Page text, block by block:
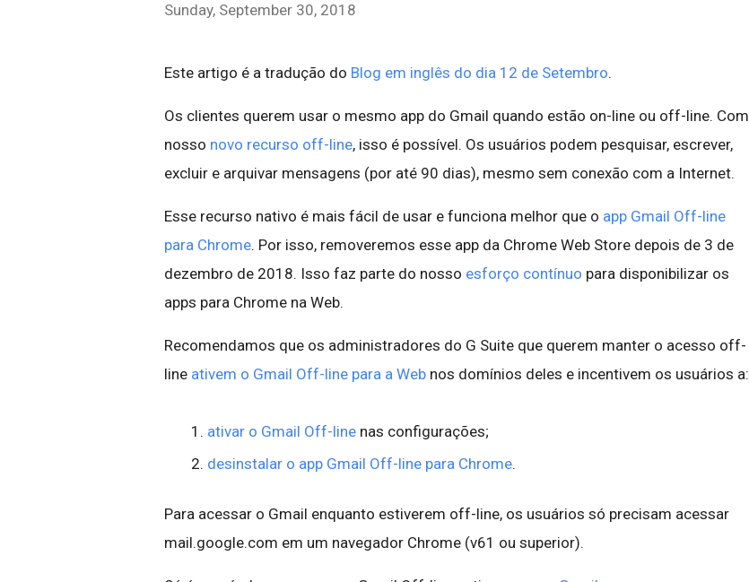
Sunday, September 30, 2018
Este artigo é a tradução do Blog em inglês do dia 12 de Setembro.
Os clientes querem usar o mesmo app do Gmail quando estão on-line ou off-line. Com
nosso novo recurso off-line, isso é possível. Os usuários podem pesquisar, escrever,
excluir e arquivar mensagens (por até 90 dias), mesmo sem conexão com a Internet.
Esse recurso nativo é mais fácil de usar e funciona melhor que o app Gmail Off-line
para Chrome. Por isso, removeremos esse app da Chrome Web Store depois de 3 de
dezembro de 2018. Isso faz parte do nosso esforço contínuo para disponibilizar os
apps para Chrome na Web.
Recomendamos que os administradores do G Suite que querem manter o acesso off-
line ativem o Gmail Off-line para a Web nos domínios deles e incentivem os usuários a:
ativar o Gmail Off-line nas configurações;
desinstalar o app Gmail Off-line para Chrome.
Para acessar o Gmail enquanto estiverem off-line, os usuários só precisam acessar
mail.google.com em um navegador Chrome (v61 ou superior).